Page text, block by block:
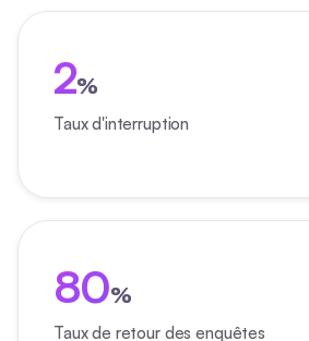
2%
Taux d'interruption
80%
Taux de retour des enquêtes